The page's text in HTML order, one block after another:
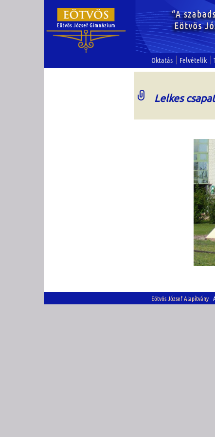
Oktatás Felvételik
Lelkes
Eötvös József Alapítvány